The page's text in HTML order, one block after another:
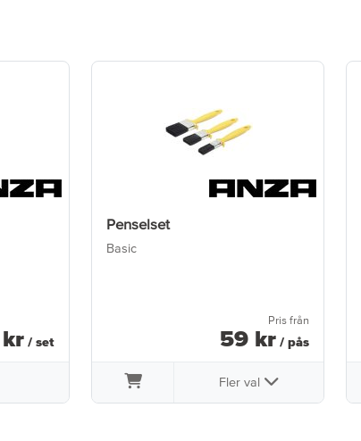
kr / set
Penselset
Basic
Pris från
59 kr / pås
Fler val